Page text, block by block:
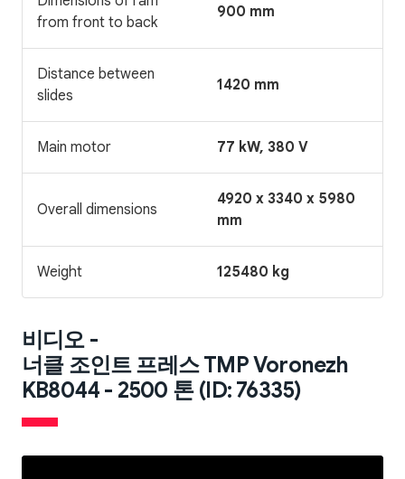
from front to back
900 mm
Distance between
slides
1420 mm
Main motor 77 kW, 380 V
Overall dimensions
4920 x 3340 x 5980
mm
Weight 125480 kg
비디오 -
너클 조인트 프레스 TMP Voronezh
KB8044 - 2500 톤 (ID: 76335)